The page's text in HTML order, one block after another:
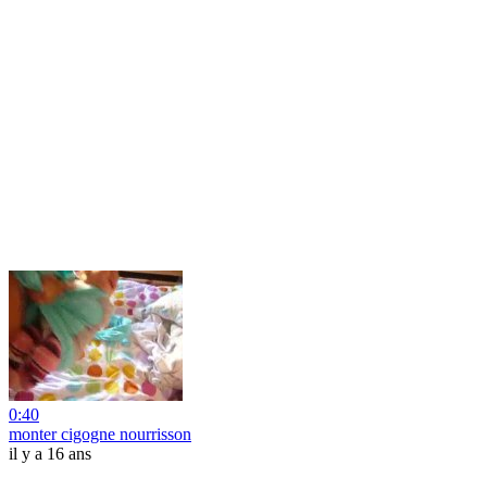
0:40
monter cigogne nourrisson
il y a 16 ans